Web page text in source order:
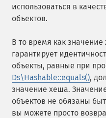
использоваться в
объектов.
В то время как
гарантирует
объекты, равные при
Ds\Hashable::equals(),
значение хеша.
объектов не обязаны
вы можете просто